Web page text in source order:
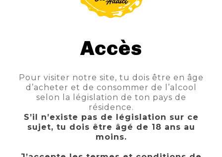
Accès
Pour visiter notre site, tu dois être en âge
d’acheter et de consommer de l’alcool
selon la législation de ton pays de
résidence.
S’il n’existe pas de législation sur ce
sujet, tu dois être âgé de 18 ans au
moins.